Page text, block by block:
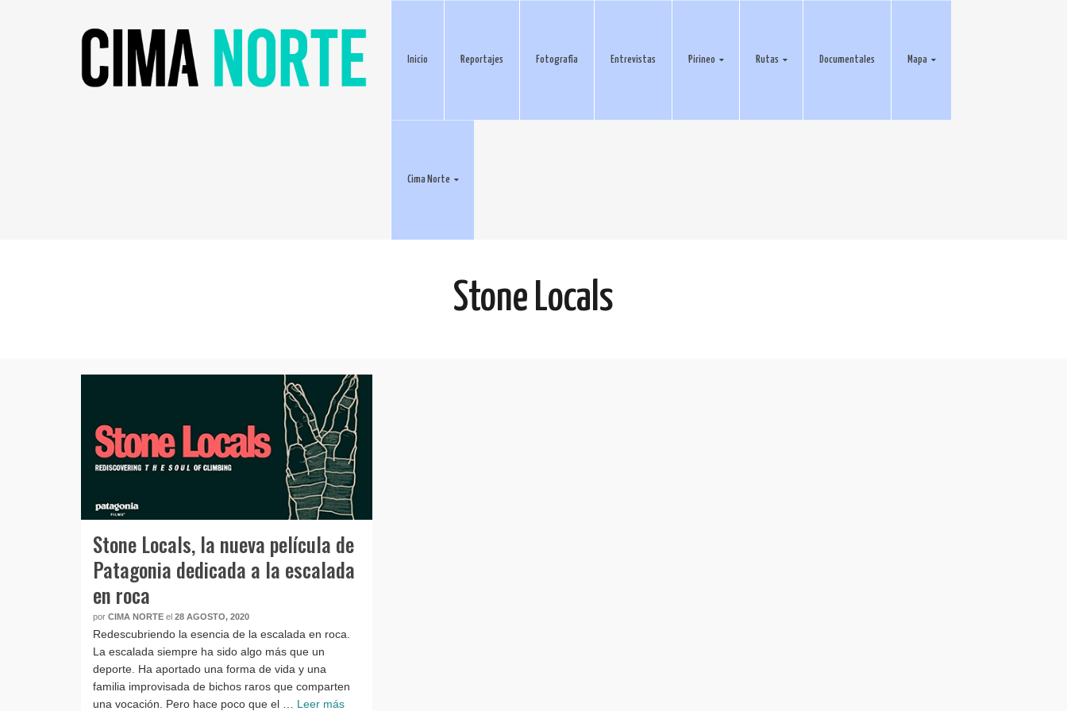
Inicio Reportajes Fotografía Entrevistas Pirineo Rutas Documentales Mapa
Cima Norte
Stone Locals
Stone Locals, la nueva película de
Patagonia dedicada a la escalada
en roca
por CIMA NORTE el 28 AGOSTO, 2020
Redescubriendo la esencia de la escalada en roca.
La escalada siempre ha sido algo más que un
deporte. Ha aportado una forma de vida y una
familia improvisada de bichos raros que comparten
una vocación. Pero hace poco que el … Leer más